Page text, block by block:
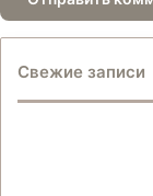
Свежие записи